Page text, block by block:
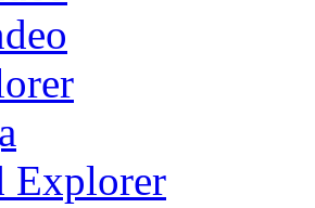
Explorer